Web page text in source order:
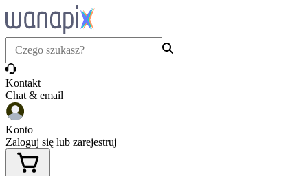
Kontakt
Chat & email
Konto
Zaloguj się lub zarejestruj